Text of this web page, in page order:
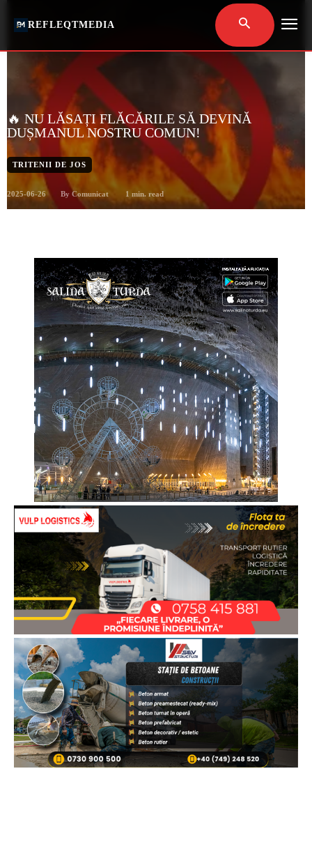
REFLEQTMEDIA
🔥 NU LĂSAȚI FLĂCĂRILE SĂ DEVINĂ
DUȘMANUL NOSTRU COMUN!
TRITENII DE JOS
2025-06-26 By Comunicat 1 min. read